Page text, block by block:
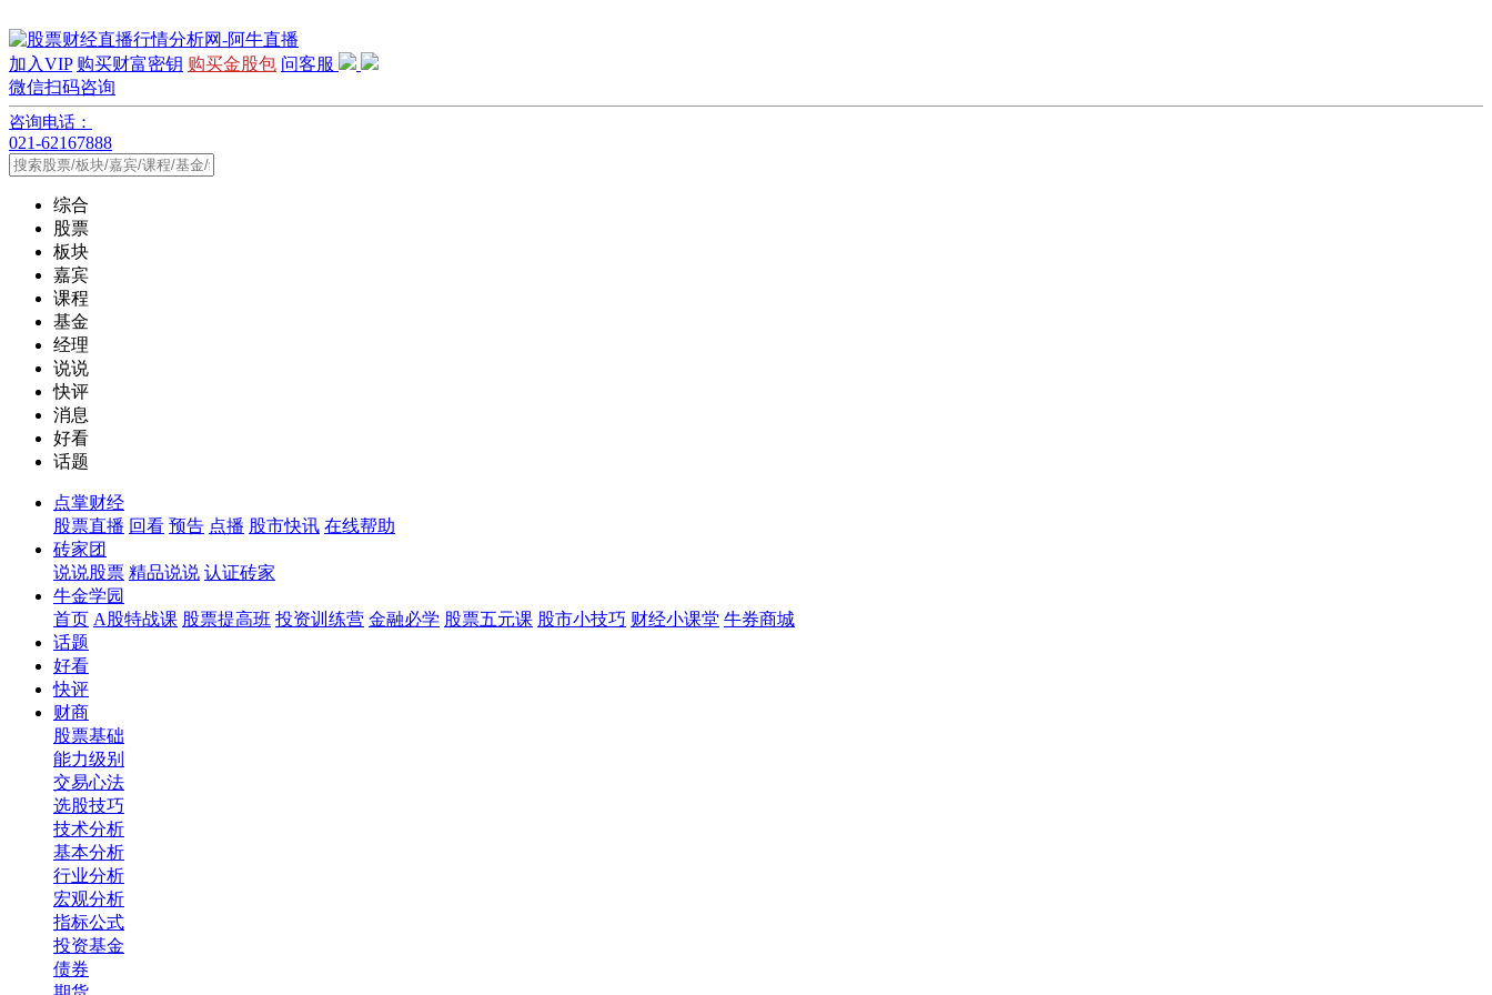
加入VIP 购买财富密钥 购买金股包 问客服
微信扫码咨询
咨询电话：
021-62167888
综合
股票
板块
嘉宾
课程
基金
经理
说说
快评
消息
好看
话题
点掌财经
股票直播 回看 预告 点播 股市快讯 在线帮助
砖家团
说说股票 精品说说 认证砖家
牛金学园
首页 A股特战课 股票提高班 投资训练营 金融必学 股票五元课 股市小技巧 财经小课堂 牛券商城
话题
好看
快评
财商
股票基础
能力级别
交易心法
选股技巧
技术分析
基本分析
行业分析
宏观分析
指标公式
投资基金
债券